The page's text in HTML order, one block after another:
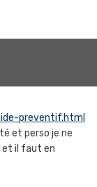
preventif.html
et perso je ne
et il faut en